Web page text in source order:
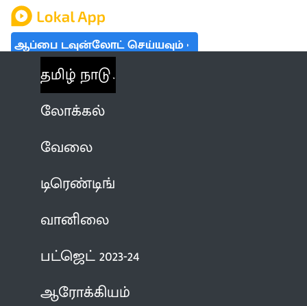
ஆப்பை டவுன்லோட் செய்யவும்
தமிழ் நாடு
லோக்கல்
வேலை
டிரெண்டிங்
வானிலை
பட்ஜெட் 2023-24
ஆரோக்கியம்